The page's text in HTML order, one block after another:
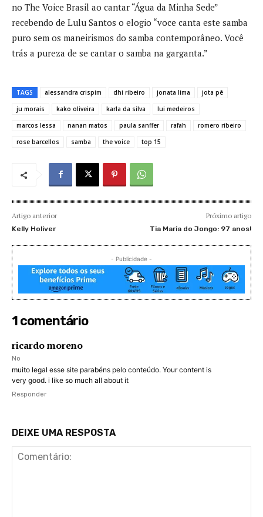
no The Voice Brasil ao cantar “Água da Minha Sede”
recebendo de Lulu Santos o elogio “voce canta este samba
puro sem os maneirismos do samba contemporâneo. Você
trás a pureza de se cantar o samba na garganta.”
TAGS alessandra crispim dhi ribeiro jonata lima
jota pê
ju morais
kako oliveira karla da silva
lui medeiros
marcos lessa
nanan matos paula sanffer rafah
romero ribeiro
rose barcellos
samba the voice top 15
Artigo anterior
Kelly Holiver
Próximo artigo
Tia Maria do Jongo: 97 anos!
- Publicidade -
1 comentário
ricardo moreno
No
muito legal esse site parabéns pelo conteúdo. Your content is
very good. i like so much all about it
Responder
DEIXE UMA RESPOSTA